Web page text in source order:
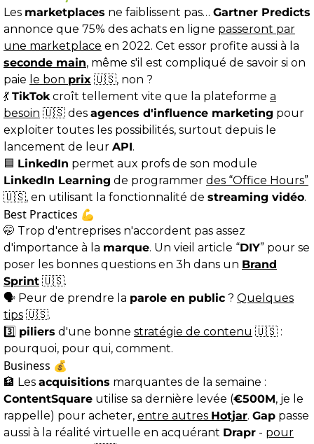
Les marketplaces ne faiblissent pas… Gartner Predicts
annonce que 75% des achats en ligne passeront par
une marketplace en 2022. Cet essor profite aussi à la
seconde main, même s'il est compliqué de savoir si on
paie le bon prix 🇺🇸, non ?
💃 TikTokcroît tellement vite que la plateforme a
besoin 🇺🇸 des agences d'influence marketing pour
exploiter toutes les possibilités, surtout depuis le
lancement de leur API.
🟦 LinkedIn permet aux profs de son module
LinkedIn Learning de programmer des “Office Hours”
🇺🇸, en utilisant la fonctionnalité de streaming vidéo.
Best Practices 💪
🤭 Trop d'entreprises n'accordent pas assez
d'importance à la marque. Un vieil article “DIY” pour se
poser les bonnes questions en 3h dans un Brand
Sprint 🇺🇸.
🗣 Peur de prendre la parole en public ? Quelques
tips 🇺🇸.
3️⃣ piliers d'une bonne stratégie de contenu 🇺🇸 :
pourquoi, pour qui, comment.
Business 💰
🏦 Les acquisitions marquantes de la semaine :
ContentSquare utilise sa dernière levée (€500M, je le
rappelle) pour acheter, entre autres Hotjar. Gap passe
aussi à la réalité virtuelle en acquérant Drapr - pour